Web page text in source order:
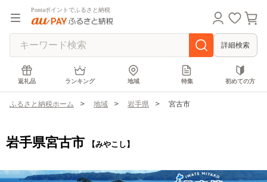
Pontaポイントでふるさと納税
詳細検索
返礼品 ランキング 地域 特集 初めての方
ふるさと納税ホーム 地域 岩手県 宮古市
岩手県宮古市 【みやこし】